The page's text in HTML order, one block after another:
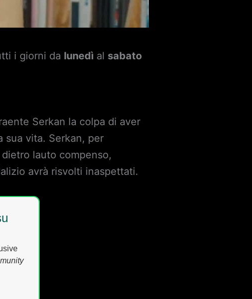
i giorni da lunedì al sabato
Serkan la colpa di aver
sua vita. Serkan, per
lauto compenso,
avrà risvolti inaspettati.